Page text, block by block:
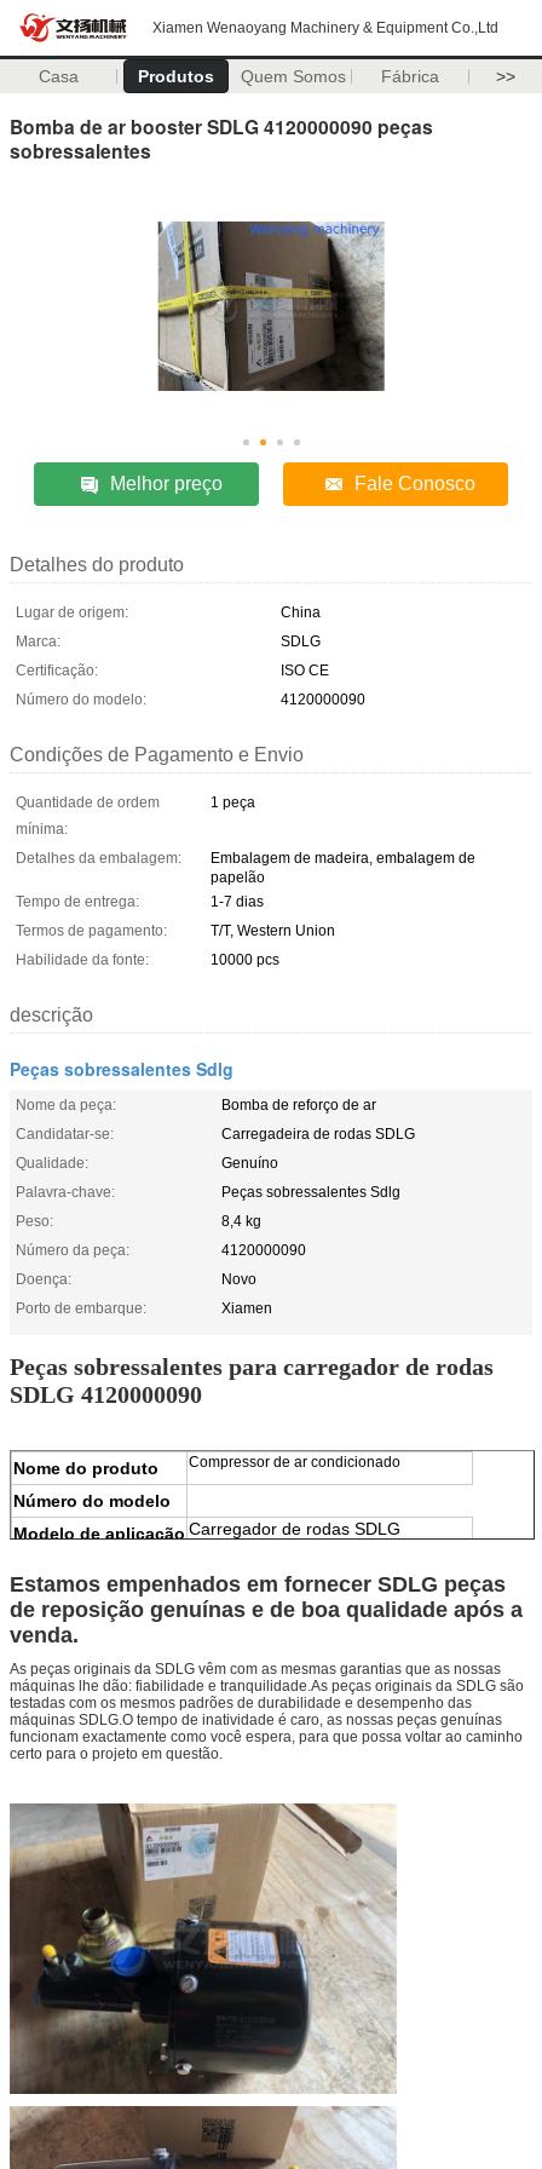
Xiamen Wenaoyang Machinery & Equipment Co.,Ltd
Casa Produtos Quem Somos Fábrica >>
Bomba de ar booster SDLG 4120000090 peças
sobressalentes
Melhor preço Fale Conosco
Detalhes do produto
Lugar de origem:
China
Marca:
SDLG
Certificação:
ISO CE
Número do modelo:
4120000090
Condições de Pagamento e Envio
Quantidade de ordem
mínima:
1 peça
Detalhes da embalagem:
Embalagem de madeira, embalagem de
papelão
Tempo de entrega:
1-7 dias
Termos de pagamento:
T/T, Western Union
Habilidade da fonte:
10000 pcs
descrição
Peças sobressalentes Sdlg
Nome da peça:
Bomba de reforço de ar
Candidatar-se:
Carregadeira de rodas SDLG
Qualidade:
Genuíno
Palavra-chave:
Peças sobressalentes Sdlg
Peso:
8,4 kg
Número da peça:
4120000090
Doença:
Novo
Porto de embarque:
Xiamen
Peças sobressalentes para carregador de rodas
SDLG 4120000090
Nome do produto Compressor de ar condicionado
Número do modelo
Modelo de aplicação Carregador de rodas SDLG
MOQ
1pcs
Peso
Origem
China Continental
Pacote
Caixa de madeira ou caixa de cartão
Tempo de entrega
Dentro de 2 a 5 dias
Estamos empenhados em fornecer SDLG peças
de reposição genuínas e de boa qualidade após a
venda.
As peças originais da SDLG vêm com as mesmas garantias que as nossas
máquinas lhe dão: fiabilidade e tranquilidade.As peças originais da SDLG são
testadas com os mesmos padrões de durabilidade e desempenho das
máquinas SDLG.O tempo de inatividade é caro, as nossas peças genuínas
funcionam exactamente como você espera, para que possa voltar ao caminho
certo para o projeto em questão.